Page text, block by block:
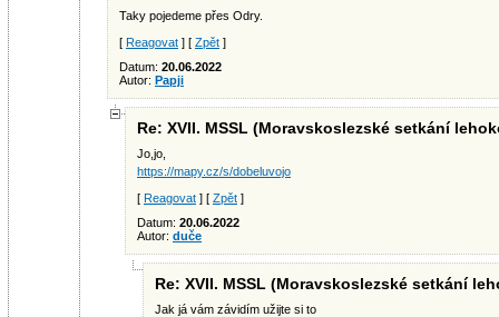
Taky pojedeme přes Odry.
[ Reagovat ] [ Zpět ]
Datum: 20.06.2022
Autor: Papji
Re: XVII. MSSL (Moravskoslezské setkání
Jo,jo,
https://mapy.cz/s/dobeluvojo
[ Reagovat ] [ Zpět ]
Datum: 20.06.2022
Autor: duče
Re: XVII. MSSL (Moravskoslezské setkání
Jak já vám závidím užijte si to